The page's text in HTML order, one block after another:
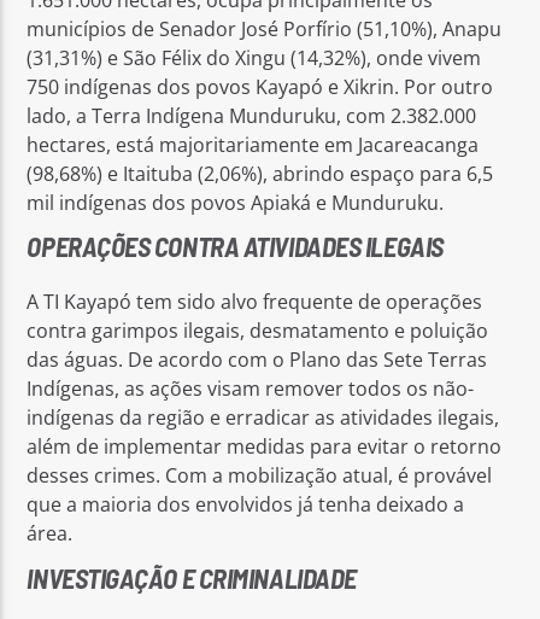
municípios de Senador José Porfírio (51,10%), Anapu
(31,31%) e São Félix do Xingu (14,32%), onde vivem
750 indígenas dos povos Kayapó e Xikrin. Por outro
lado, a Terra Indígena Munduruku, com 2.382.000
hectares, está majoritariamente em Jacareacanga
(98,68%) e Itaituba (2,06%), abrindo espaço para 6,5
mil indígenas dos povos Apiaká e Munduruku.
OPERAÇÕES CONTRA ATIVIDADES ILEGAIS
A TI Kayapó tem sido alvo frequente de operações
contra garimpos ilegais, desmatamento e poluição
das águas. De acordo com o Plano das Sete Terras
Indígenas, as ações visam remover todos os não-
indígenas da região e erradicar as atividades ilegais,
além de implementar medidas para evitar o retorno
desses crimes. Com a mobilização atual, é provável
que a maioria dos envolvidos já tenha deixado a
área.
INVESTIGAÇÃO E CRIMINALIDADE